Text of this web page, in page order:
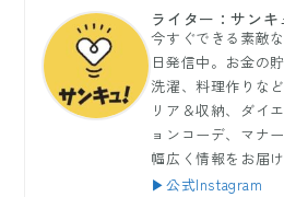
ライター：サンキ
今すぐできる素敵
日発信中。お金の
洗濯、料理作りな
リア＆収納、ダイ
ョンコーデ、マナ
幅広く情報をお届け
▶公式Instagram